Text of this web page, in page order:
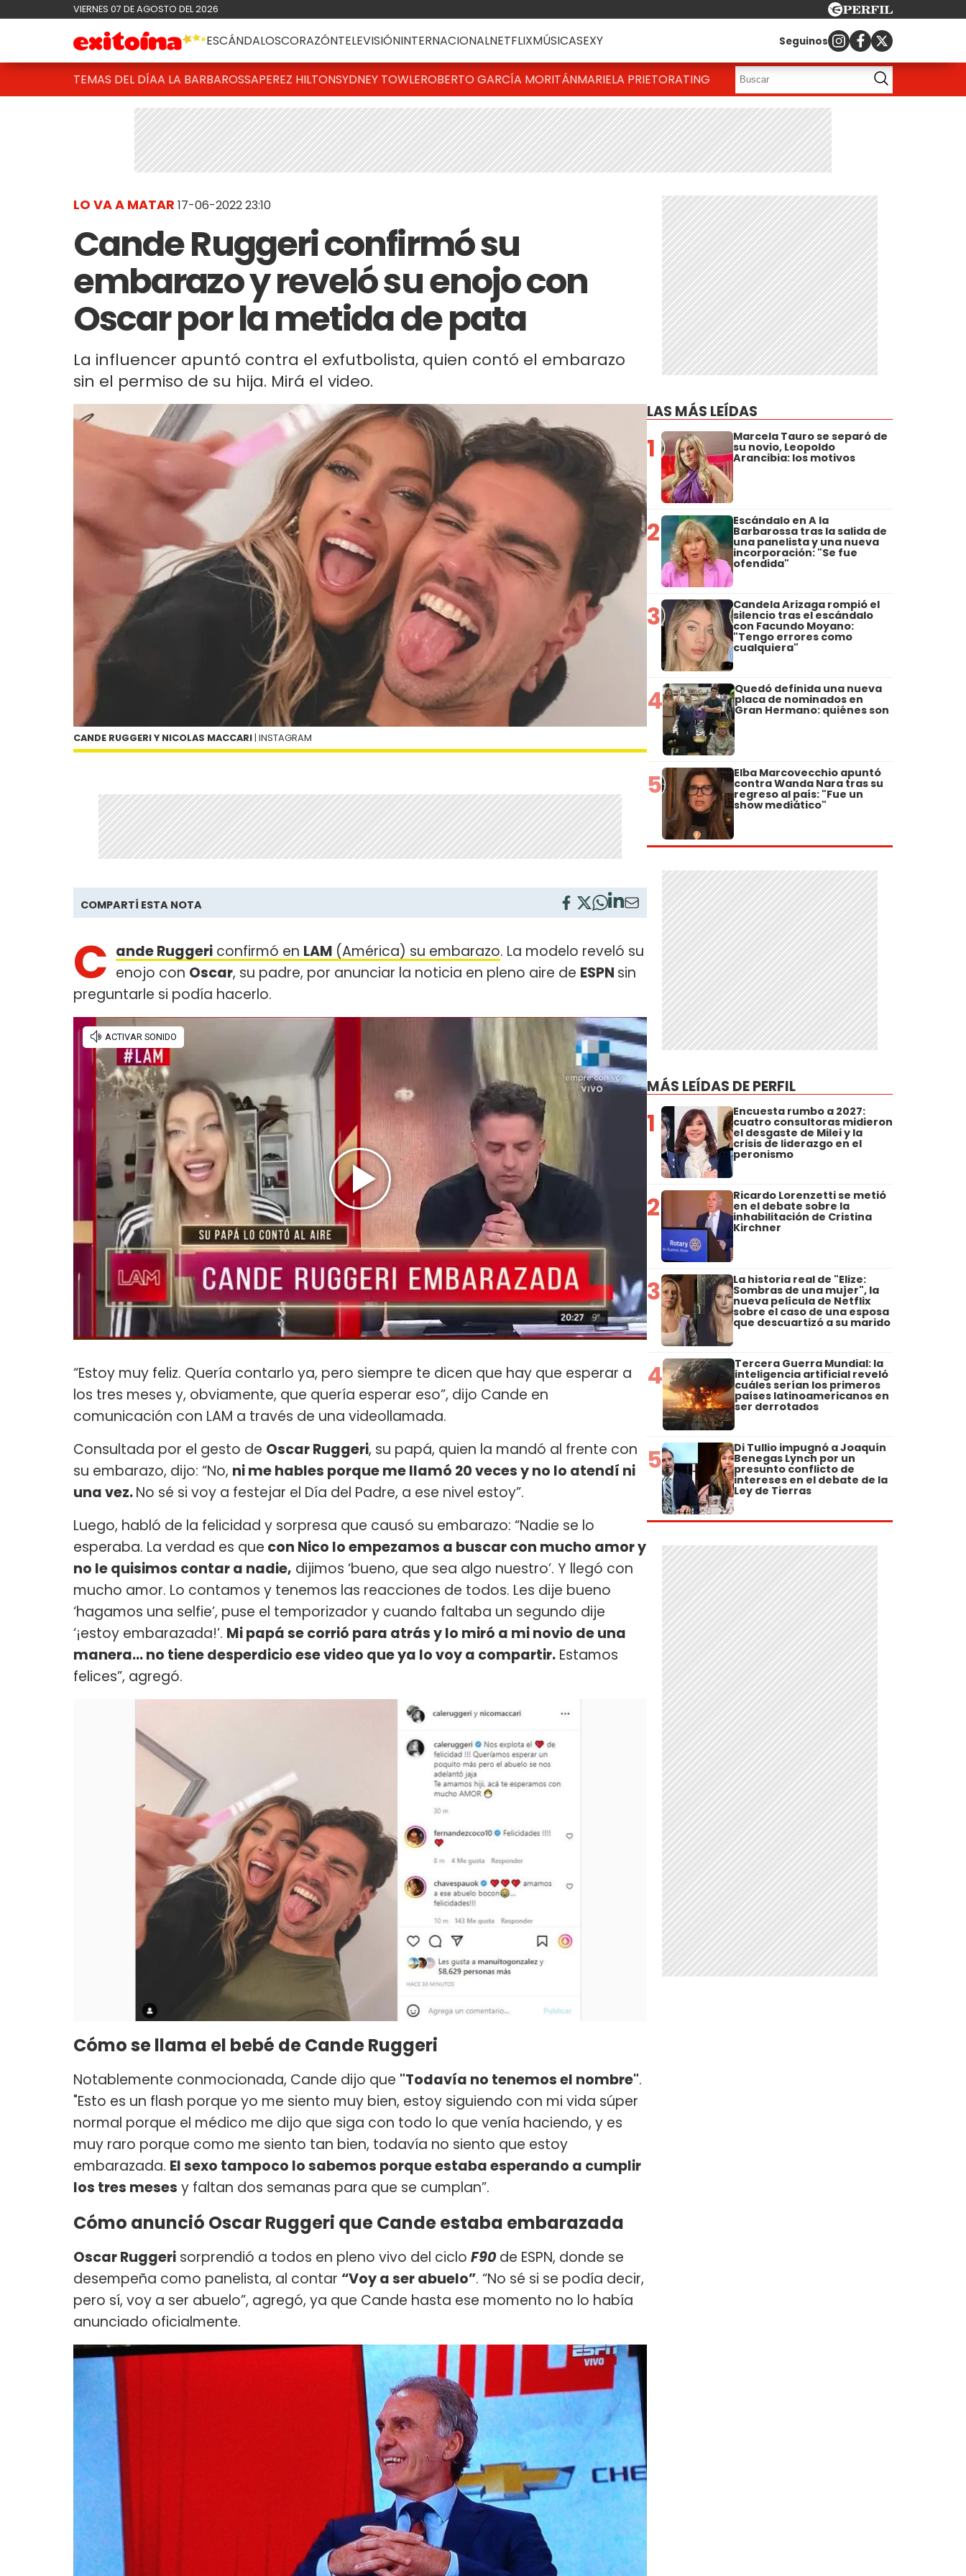
VIERNES 07 DE AGOSTO DEL 2026
ESCÁNDALOSCORAZÓNTELEVISIÓNINTERNACIONALNETFLIXMÚSICASEXY Seguinos
TEMAS DEL DÍAA LA BARBAROSSAPEREZ HILTONSYDNEY TOWLEROBERTO GARCÍA MORITÁNMARIELA PRIETORATING
LO VA A MATAR 17-06-2022 23:10
Cande Ruggeri confirmó su
embarazo y reveló su enojo con
Oscar por la metida de pata
La influencer apuntó contra el exfutbolista, quien contó el embarazo
sin el permiso de su hija. Mirá el video.
CANDE RUGGERI Y NICOLAS MACCARI | INSTAGRAM
COMPARTÍ ESTA NOTA
C ande Ruggeri confirmó en LAM (América) su embarazo. La modelo reveló su
enojo con Oscar, su padre, por anunciar la noticia en pleno aire de ESPN sin
preguntarle si podía hacerlo.
“Estoy muy feliz. Quería contarlo ya, pero siempre te dicen que hay que esperar a
los tres meses y, obviamente, que quería esperar eso”, dijo Cande en
comunicación con LAM a través de una videollamada.
Consultada por el gesto de Oscar Ruggeri, su papá, quien la mandó al frente con
su embarazo, dijo: “No, ni me hables porque me llamó 20 veces y no lo atendí ni
una vez.No sé si voy a festejar el Día del Padre, a ese nivel estoy”.
Luego, habló de la felicidad y sorpresa que causó su embarazo: “Nadie se lo
esperaba. La verdad es que con Nico lo empezamos a buscar con mucho amor y
no le quisimos contar a nadie, dijimos ‘bueno, que sea algo nuestro’. Y llegó con
mucho amor. Lo contamos y tenemos las reacciones de todos. Les dije bueno
‘hagamos una selfie’, puse el temporizador y cuando faltaba un segundo dije
‘¡estoy embarazada!’. Mi papá se corrió para atrás y lo miró a mi novio de una
manera… no tiene desperdicio ese video que ya lo voy a compartir. Estamos
felices”, agregó.
Cómo se llama el bebé de Cande Ruggeri
Notablemente conmocionada, Cande dijo que "Todavía no tenemos el nombre".
"Esto es un flash porque yo me siento muy bien, estoy siguiendo con mi vida súper
normal porque el médico me dijo que siga con todo lo que venía haciendo, y es
muy raro porque como me siento tan bien, todavía no siento que estoy
embarazada. El sexo tampoco lo sabemos porque estaba esperando a cumplir
los tres meses y faltan dos semanas para que se cumplan”.
Cómo anunció Oscar Ruggeri que Cande estaba embarazada
Oscar Ruggeri sorprendió a todos en pleno vivo del ciclo F90de ESPN, donde se
desempeña como panelista, al contar “Voy a ser abuelo”. “No sé si se podía decir,
pero sí, voy a ser abuelo”, agregó, ya que Cande hasta ese momento no lo había
anunciado oficialmente.
LAS MÁS LEÍDAS
1 Marcela Tauro se separó de
su novio, Leopoldo
Arancibia: los motivos
2 Escándalo en A la
Barbarossa tras la salida de
una panelista y una nueva
incorporación: "Se fue
ofendida"
3 Candela Arizaga rompió el
silencio tras el escándalo
con Facundo Moyano:
"Tengo errores como
cualquiera"
4 Quedó definida una nueva
placa de nominados en
Gran Hermano: quiénes son
5 Elba Marcovecchio apuntó
contra Wanda Nara tras su
regreso al país: "Fue un
show mediático"
MÁS LEÍDAS DE PERFIL
1 Encuesta rumbo a 2027:
cuatro consultoras midieron
el desgaste de Milei y la
crisis de liderazgo en el
peronismo
2 Ricardo Lorenzetti se metió
en el debate sobre la
inhabilitación de Cristina
Kirchner
3 La historia real de "Elize:
Sombras de una mujer", la
nueva película de Netflix
sobre el caso de una esposa
que descuartizó a su marido
4 Tercera Guerra Mundial: la
inteligencia artificial reveló
cuáles serían los primeros
países latinoamericanos en
ser derrotados
5 Di Tullio impugnó a Joaquín
Benegas Lynch por un
presunto conflicto de
intereses en el debate de la
Ley de Tierras